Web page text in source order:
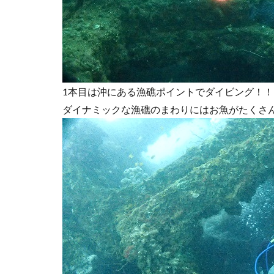
1本目は沖にある漁礁ポイントでダイビング！！
ダイナミックな漁礁のまわりにはお魚がたくさ